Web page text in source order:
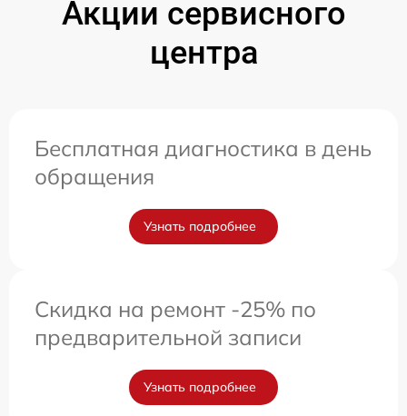
Акции сервисного
центра
Бесплатная диагностика в день
обращения
Узнать подробнее
Скидка на ремонт -25% по
предварительной записи
Узнать подробнее